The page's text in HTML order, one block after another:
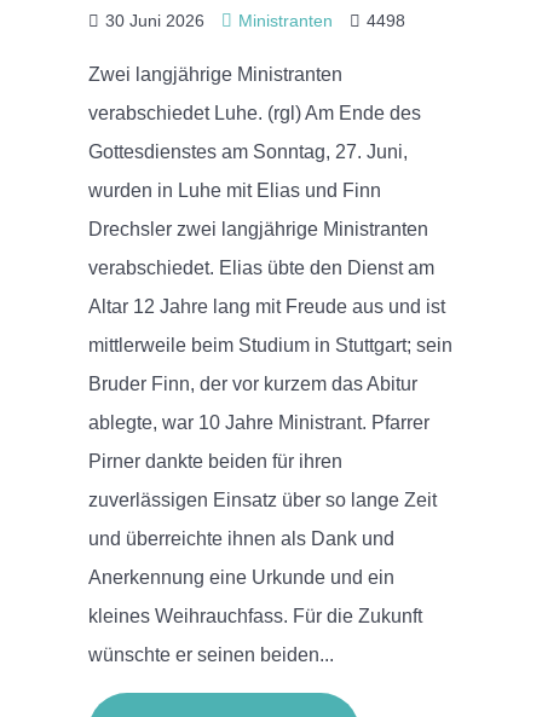
30 Juni 2026 Ministranten 4498
Zwei langjährige Ministranten
verabschiedet Luhe. (rgl) Am Ende des
Gottesdienstes am Sonntag, 27. Juni,
wurden in Luhe mit Elias und Finn
Drechsler zwei langjährige Ministranten
verabschiedet. Elias übte den Dienst am
Altar 12 Jahre lang mit Freude aus und ist
mittlerweile beim Studium in Stuttgart; sein
Bruder Finn, der vor kurzem das Abitur
ablegte, war 10 Jahre Ministrant. Pfarrer
Pirner dankte beiden für ihren
zuverlässigen Einsatz über so lange Zeit
und überreichte ihnen als Dank und
Anerkennung eine Urkunde und ein
kleines Weihrauchfass. Für die Zukunft
wünschte er seinen beiden...